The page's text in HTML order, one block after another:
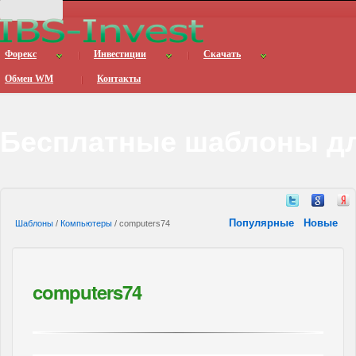
Форекс Инвестиции Скачать
Обмен WM Контакты
Шаблоны / Компьютеры / computers74 Популярные Новые
computers74